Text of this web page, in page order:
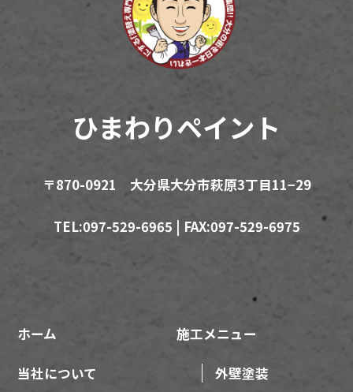
ひまわりペイント
〒870-0921 大分県大分市萩原3丁目11−29
TEL:097-529-6965 | FAX:097-529-6975
ホーム
当社について
施工メニュー
外壁塗装